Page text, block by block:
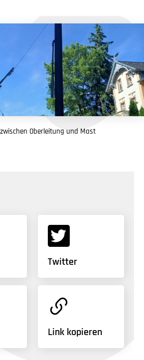
Oberleitung und Mast
Twitter
Link kopieren